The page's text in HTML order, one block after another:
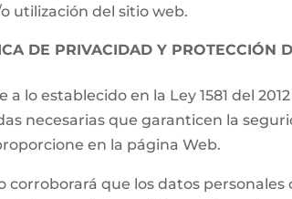
utilización del sitio web.
DE PRIVACIDAD Y PROTECCIÓN
a lo establecido en la Ley 1581 del
necesarias que garanticen la
en la página Web.
corroborará que los datos